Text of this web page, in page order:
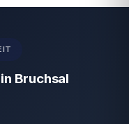
Bruchsal